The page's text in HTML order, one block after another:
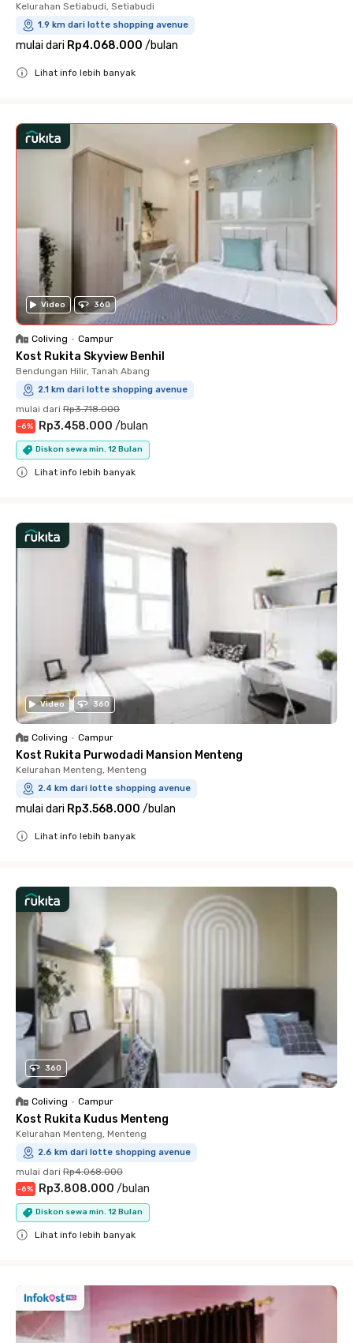
Kelurahan Setiabudi, Setiabudi
1.9 km dari lotte shopping avenue
mulai dari Rp4.068.000 /bulan
Lihat info lebih banyak
Video 360
Coliving • Campur
Kost Rukita Skyview Benhil
Bendungan Hilir, Tanah Abang
2.1 km dari lotte shopping avenue
mulai dari Rp3.718.000
-6% Rp3.458.000 /bulan
Diskon sewa min. 12 Bulan
Lihat info lebih banyak
Video 360
Coliving • Campur
Kost Rukita Purwodadi Mansion Menteng
Kelurahan Menteng, Menteng
2.4 km dari lotte shopping avenue
mulai dari Rp3.568.000 /bulan
Lihat info lebih banyak
360
Coliving • Campur
Kost Rukita Kudus Menteng
Kelurahan Menteng, Menteng
2.6 km dari lotte shopping avenue
mulai dari Rp4.068.000
-6% Rp3.808.000 /bulan
Diskon sewa min. 12 Bulan
Lihat info lebih banyak